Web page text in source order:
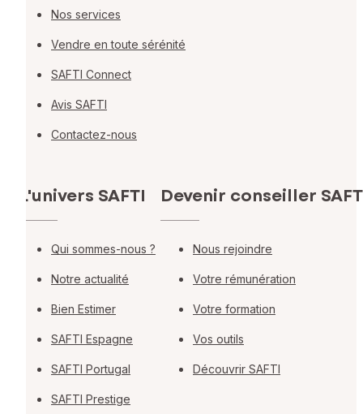
Nos services
Vendre en toute sérénité
SAFTI Connect
Avis SAFTI
Contactez-nous
L'univers SAFTI
Qui sommes-nous ?
Notre actualité
Bien Estimer
SAFTI Espagne
SAFTI Portugal
SAFTI Prestige
Devenir conseiller
Nous rejoindre
Votre rémunération
Votre formation
Vos outils
Découvrir SAFTI